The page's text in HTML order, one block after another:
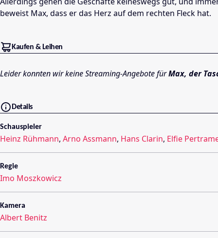
beweist Max, dass er das Herz auf dem rechten Fleck hat.
Kaufen & Leihen
Leider konnten wir keine Streaming-Angebote fürMax, der
Details
Schauspieler
Heinz Rühmann, Arno Assmann, Hans Clarin, Elfie
Regie
Imo Moszkowicz
Kamera
Albert Benitz